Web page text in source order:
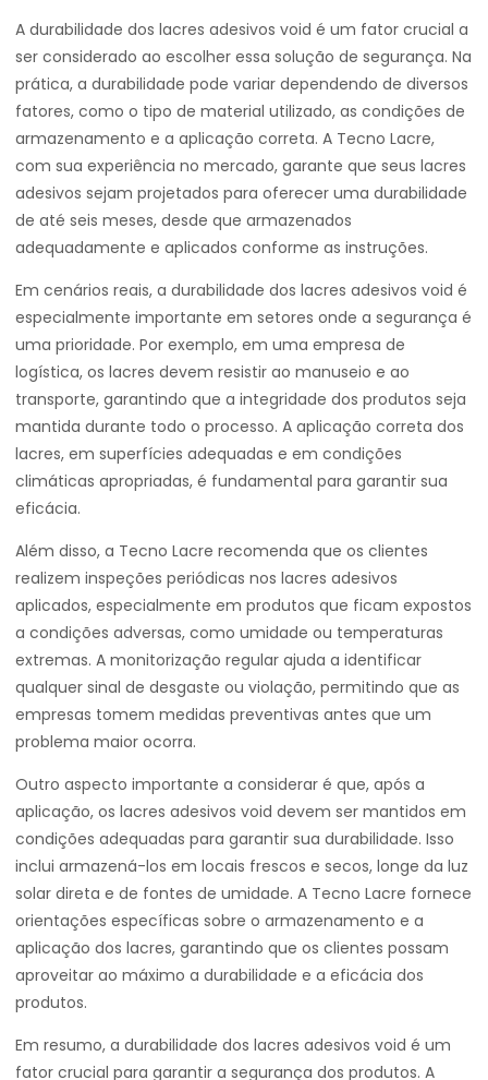
A durabilidade dos lacres adesivos void é um fator crucial a
ser considerado ao escolher essa solução de segurança. Na
prática, a durabilidade pode variar dependendo de diversos
fatores, como o tipo de material utilizado, as condições de
armazenamento e a aplicação correta. A Tecno Lacre,
com sua experiência no mercado, garante que seus lacres
adesivos sejam projetados para oferecer uma durabilidade
de até seis meses, desde que armazenados
adequadamente e aplicados conforme as instruções.
Em cenários reais, a durabilidade dos lacres adesivos void é
especialmente importante em setores onde a segurança é
uma prioridade. Por exemplo, em uma empresa de
logística, os lacres devem resistir ao manuseio e ao
transporte, garantindo que a integridade dos produtos seja
mantida durante todo o processo. A aplicação correta dos
lacres, em superfícies adequadas e em condições
climáticas apropriadas, é fundamental para garantir sua
eficácia.
Além disso, a Tecno Lacre recomenda que os clientes
realizem inspeções periódicas nos lacres adesivos
aplicados, especialmente em produtos que ficam expostos
a condições adversas, como umidade ou temperaturas
extremas. A monitorização regular ajuda a identificar
qualquer sinal de desgaste ou violação, permitindo que as
empresas tomem medidas preventivas antes que um
problema maior ocorra.
Outro aspecto importante a considerar é que, após a
aplicação, os lacres adesivos void devem ser mantidos em
condições adequadas para garantir sua durabilidade. Isso
inclui armazená-los em locais frescos e secos, longe da luz
solar direta e de fontes de umidade. A Tecno Lacre fornece
orientações específicas sobre o armazenamento e a
aplicação dos lacres, garantindo que os clientes possam
aproveitar ao máximo a durabilidade e a eficácia dos
produtos.
Em resumo, a durabilidade dos lacres adesivos void é um
fator crucial para garantir a segurança dos produtos. A